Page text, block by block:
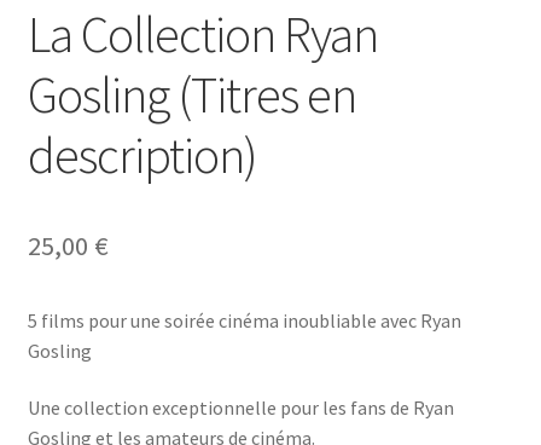
La Collection Ryan
Gosling (Titres en
description)
25,00 €
5 films pour une soirée cinéma inoubliable avec Ryan
Gosling
Une collection exceptionnelle pour les fans de Ryan
Gosling et les amateurs de cinéma.